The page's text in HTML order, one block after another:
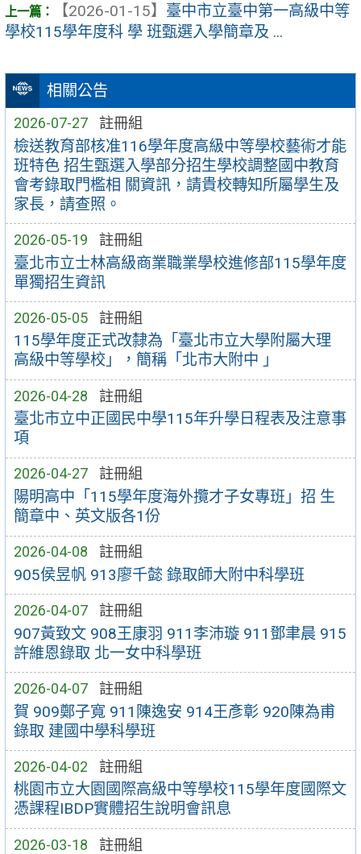
相關公告
2026-07-27 註冊組
檢送教育部核准116學年度高級中等學校藝術才能
班特色 招生甄選入學部分招生學校調整國中教育
會考錄取門檻相 關資訊，請貴校轉知所屬學生及
家長，請查照。
2026-05-19 註冊組
臺北市立士林高級商業職業學校進修部115學年度
單獨招生資訊
2026-05-05 註冊組
115學年度正式改隸為「臺北市立大學附屬大理
高級中等學校」，簡稱「北市大附中 」
2026-04-28 註冊組
臺北市立中正國民中學115年升學日程表及注意事
項
2026-04-27 註冊組
陽明高中「115學年度海外攬才子女專班」招 生
簡章中、英文版各1份
2026-04-08 註冊組
905侯昱帆 913廖千懿 錄取師大附中科學班
2026-04-07 註冊組
907黃致文 908王康羽 911李沛璇 911鄧聿晨 915
許維恩錄取 北一女中科學班
2026-04-07 註冊組
賀 909鄭子寬 911陳逸安 914王彥彰 920陳為甫
錄取 建國中學科學班
2026-04-02 註冊組
桃園市立大園國際高級中等學校115學年度國際文
憑課程IBDP實體招生說明會訊息
2026-03-18 註冊組
【2026-01-15】 臺中市立臺中第一高級中等
學校115學年度科 學 班甄選入學簡章及 ...